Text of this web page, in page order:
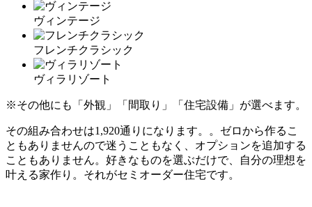
ヴィンテージ
フレンチクラシック
ヴィラリゾート
※その他にも「外観」「間取り」「住宅設備」が選べます。
その組み合わせは1,920通り になります。。ゼロから作るこ
ともありませんので迷うこともなく、オプションを追加する
こともありません。 好きなものを選ぶだけで、自分の理想を
叶える家作り 。それがセミオーダー住宅です。